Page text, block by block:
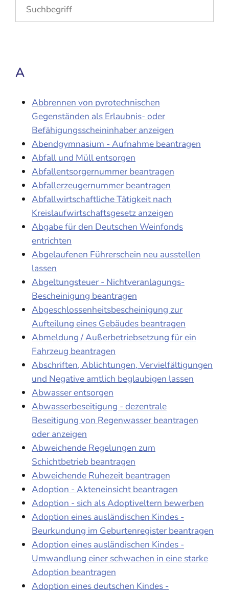
A
Abbrennen von pyrotechnischen
Gegenständen als Erlaubnis- oder
Befähigungsscheininhaber anzeigen
Abendgymnasium - Aufnahme beantragen
Abfall und Müll entsorgen
Abfallentsorgernummer beantragen
Abfallerzeugernummer beantragen
Abfallwirtschaftliche Tätigkeit nach
Kreislaufwirtschaftsgesetz anzeigen
Abgabe für den Deutschen Weinfonds
entrichten
Abgelaufenen Führerschein neu ausstellen
lassen
Abgeltungsteuer - Nichtveranlagungs-
Bescheinigung beantragen
Abgeschlossenheitsbescheinigung zur
Aufteilung eines Gebäudes beantragen
Abmeldung / Außerbetriebsetzung für ein
Fahrzeug beantragen
Abschriften, Ablichtungen, Vervielfältigungen
und Negative amtlich beglaubigen lassen
Abwasser entsorgen
Abwasserbeseitigung - dezentrale
Beseitigung von Regenwasser beantragen
oder anzeigen
Abweichende Regelungen zum
Schichtbetrieb beantragen
Abweichende Ruhezeit beantragen
Adoption - Akteneinsicht beantragen
Adoption - sich als Adoptiveltern bewerben
Adoption eines ausländischen Kindes -
Beurkundung im Geburtenregister beantragen
Adoption eines ausländischen Kindes -
Umwandlung einer schwachen in eine starke
Adoption beantragen
Adoption eines deutschen Kindes -